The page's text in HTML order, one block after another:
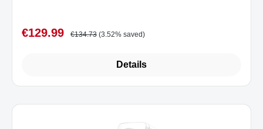
Sale price:
€129.99 Regular price:
€134.73 (3.52% saved)
Details